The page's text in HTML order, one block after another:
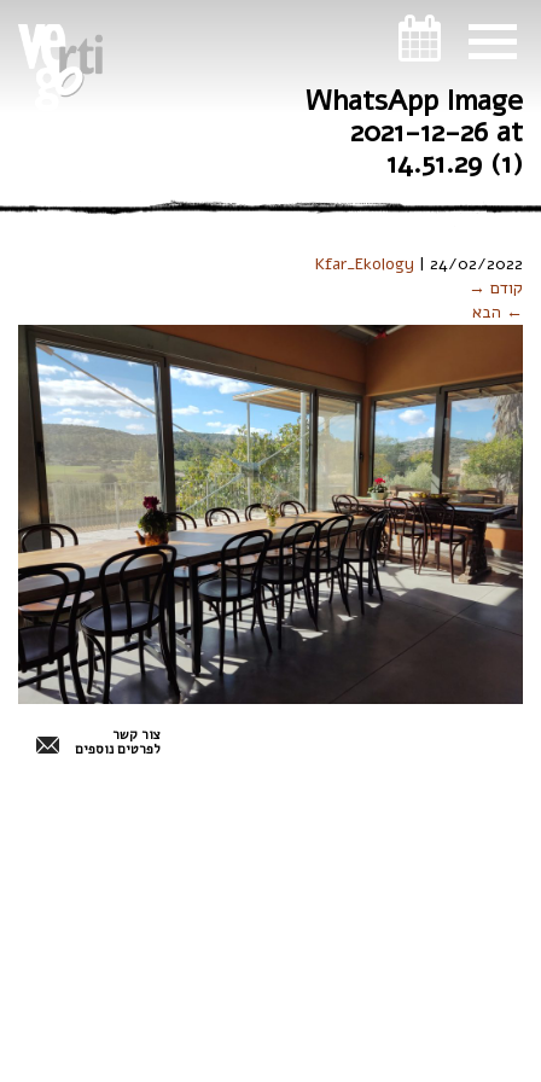
WhatsApp Image
2021-12-26 at
14.51.29 (1)
Kfar_Ekology | 24/02/2022
קודם →
← הבא
צור קשר
לפרטים נוספים